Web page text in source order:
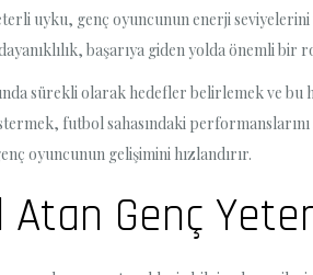
uyku, genç oyuncunun enerji
başarıya giden yolda önemli bir
sürekli olarak hedefler belirlemek ve
futbol sahasındaki
oyuncunun gelişimini hızlandırır.
Atan Genç